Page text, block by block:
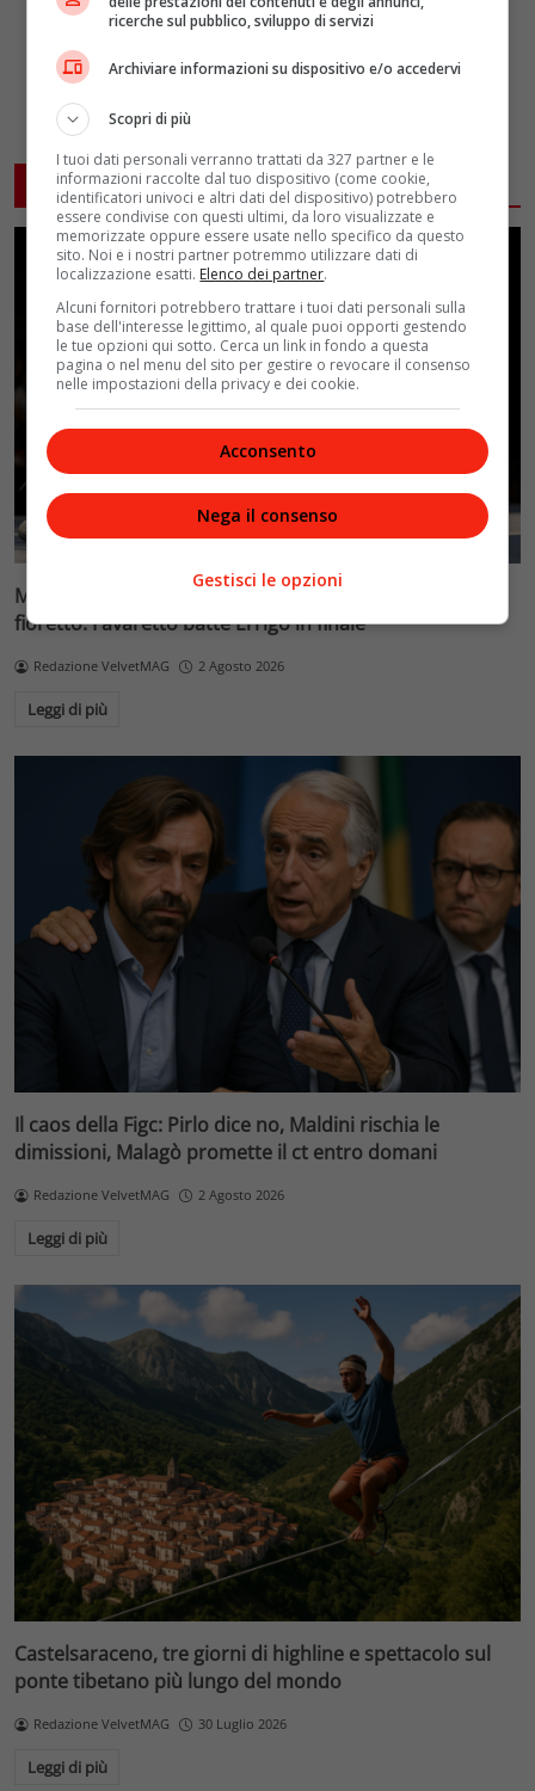
ARTICOLI CORRELATI
Mondiali di scherma a Hong Kong, doppietta Italia nel
fioretto: Favaretto batte Errigo in finale
Redazione VelvetMAG 2 Agosto 2026
Leggi di più
Il caos della Figc: Pirlo dice no, Maldini rischia le
dimissioni, Malagò promette il ct entro domani
Redazione VelvetMAG 2 Agosto 2026
Leggi di più
Castelsaraceno, tre giorni di highline e spettacolo sul
ponte tibetano più lungo del mondo
Redazione VelvetMAG 30 Luglio 2026
Leggi di più
ricerche sul pubblico, sviluppo di servizi
Archiviare informazioni su dispositivo e/o accedervi
Scopri di più
I tuoi dati personali verranno trattati da 327 partner e le
informazioni raccolte dal tuo dispositivo (come cookie,
identificatori univoci e altri dati del dispositivo) potrebbero
essere condivise con questi ultimi, da loro visualizzate e
memorizzate oppure essere usate nello specifico da questo
sito. Noi e i nostri partner potremmo utilizzare dati di
localizzazione esatti. Elenco dei partner.
Alcuni fornitori potrebbero trattare i tuoi dati personali sulla
base dell'interesse legittimo, al quale puoi opporti gestendo
le tue opzioni qui sotto. Cerca un link in fondo a questa
pagina o nel menu del sito per gestire o revocare il consenso
nelle impostazioni della privacy e dei cookie.
Acconsento
Nega il consenso
Gestisci le opzioni